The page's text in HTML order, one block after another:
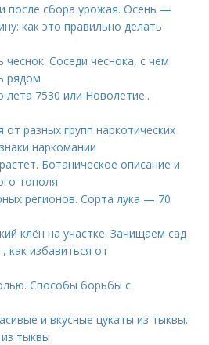
после сбора урожая. Осень —
как это правильно делать
Соседи чеснока, с чем
рядом
лета 7530 или Новолетие..
от разных групп наркотических
наркомании
Ботаническое описание и
тополя
регионов. Сорта лука — 70
клён на участке. Зачищаем сад
как избавиться от
Способы борьбы с
и вкусные цукаты из тыквы.
тыквы